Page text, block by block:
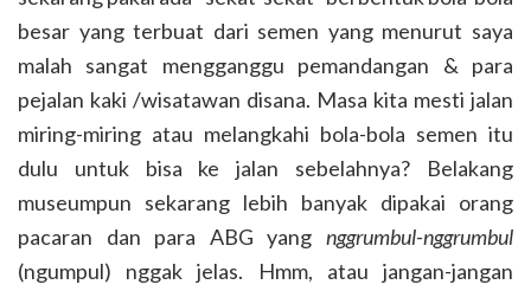
besar yang terbuat dari semen yang menurut saya
malah sangat mengganggu pemandangan & para
pejalan kaki /wisatawan disana. Masa kita mesti jalan
miring-miring atau melangkahi bola-bola semen itu
dulu untuk bisa ke jalan sebelahnya? Belakang
museumpun sekarang lebih banyak dipakai orang
pacaran dan para ABG yang nggrumbul-nggrumbul
(ngumpul) nggak jelas. Hmm, atau jangan-jangan